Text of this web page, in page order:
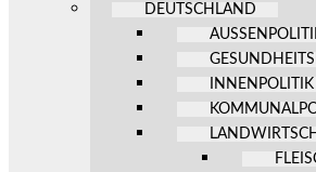
DEUTSCHLAND
AUSSENPOLITIK
INNENPOLITIK